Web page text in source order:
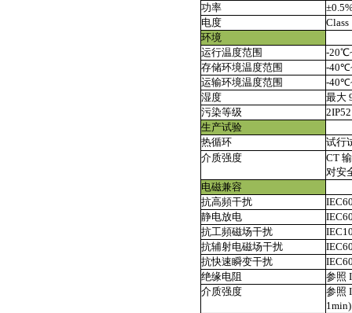
功率
电度
Class
环境
运行温度范围
-
存储环境温度范围
-
运输环境温度范围
-
湿度
最大
污染等级
生产试验
热循环
试行
介质强度
CT
对安
电磁兼容
抗高頻干扰
静电放电
抗工頻磁场干扰
抗辅射电磁场干扰
抗快速瞬变干扰
绝缘电阻
参照
介质强度
参照
1min)